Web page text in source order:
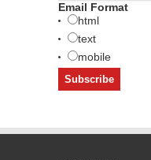
Email Format
html
text
mobile